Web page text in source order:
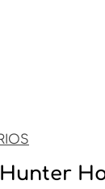
Hunter